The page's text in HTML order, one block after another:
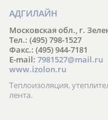
АДГИЛАЙН
Московская обл., г.
Тел.: (495) 798-1527
Факс.: (495) 944-7181
E-mail: 7981527@mail.ru
www.izolon.ru
Теплоизоляция,
лента.